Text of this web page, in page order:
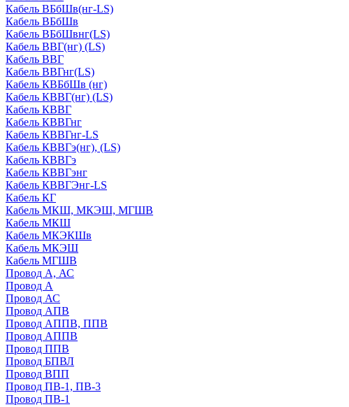
Кабель ВБбШв(нг-LS)
Кабель ВБбШв
Кабель ВБбШвнг(LS)
Кабель ВВГ(нг) (LS)
Кабель ВВГ
Кабель ВВГнг(LS)
Кабель КВБбШв (нг)
Кабель КВВГ(нг) (LS)
Кабель КВВГ
Кабель КВВГнг
Кабель КВВГнг-LS
Кабель КВВГэ(нг), (LS)
Кабель КВВГэ
Кабель КВВГэнг
Кабель КВВГЭнг-LS
Кабель КГ
Кабель МКШ, МКЭШ, МГШВ
Кабель МКШ
Кабель МКЭКШв
Кабель МКЭШ
Кабель МГШВ
Провод А, АС
Провод А
Провод АС
Провод АПВ
Провод АППВ, ППВ
Провод АППВ
Провод ППВ
Провод БПВЛ
Провод ВПП
Провод ПВ-1, ПВ-3
Провод ПВ-1